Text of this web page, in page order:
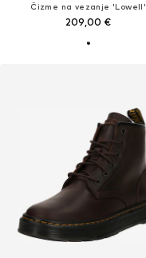
Čizme na vezanje 'Lowell'
209,00 €